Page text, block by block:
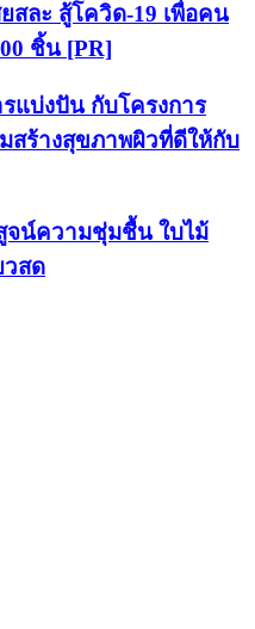
ละ สู้โควิด-19 เพื่อคน
ชิ้น [PR]
แบ่งปัน กับโครงการ
สร้างสุขภาพผิวที่ดีให้กับ
จน์ความชุ่มชื้น ใบไม้
วสด